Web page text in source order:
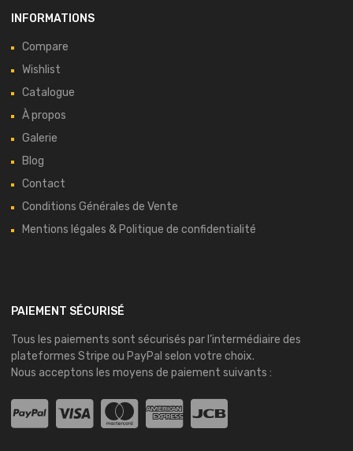
INFORMATIONS
Compare
Wishlist
Catalogue
À propos
Galerie
Blog
Contact
Conditions Générales de Vente
Mentions légales & Politique de confidentialité
PAIEMENT SÉCURISÉ
Tous les paiements sont sécurisés par l’intermédiaire des
plateformes Stripe ou PayPal selon votre choix.
Nous acceptons les moyens de paiement suivants :